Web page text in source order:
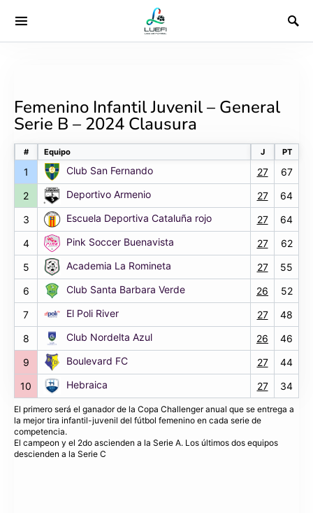
Femenino Infantil Juvenil – General
Serie B – 2024 Clausura
# Equipo J PT
1 Club San Fernando 27
67
2
Deportivo Armenio 27
64
3
Escuela Deportiva Cataluña rojo 27
64
4
Pink Soccer Buenavista 27
62
5
Academia La Romineta 27
55
6
Club Santa Barbara Verde 26
52
7
El Poli River 27
48
8
Club Nordelta Azul 26
46
9
Boulevard FC 27
44
10
Hebraica 27 34
El primero será el ganador de la Copa Challenger anual que se entrega a
la mejor tira infantil-juvenil del fútbol femenino en cada serie de
competencia.
El campeon y el 2do ascienden a la Serie A. Los últimos dos equipos
descienden a la Serie C